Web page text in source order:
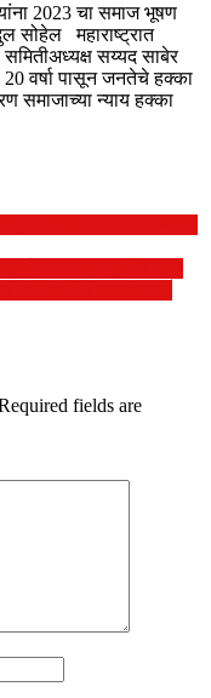
2023 चा समाज भूषण
सोहेल महाराष्ट्रात
समितीअध्यक्ष सय्यद साबेर
वर्षा पासून जनतेचे हक्का
समाजाच्या न्याय हक्का
fields are